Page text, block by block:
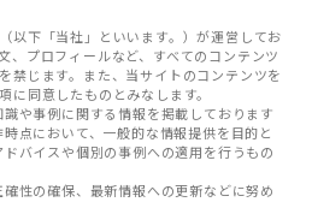
以下「当社」といいます。）が運営してお
、プロフィールなど、すべてのコンテンツ
禁じます。また、当サイトのコンテンツを
に同意したものとみなします。
や事例に関する情報を掲載しております
点において、一般的な情報提供を目的と
バイスや個別の事例への適用を行うもの
性の確保、最新情報への更新などに努め